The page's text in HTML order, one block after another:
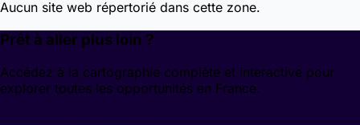
Aucun site web répertorié dans cette zone.
Prêt à aller plus loin ?
Accédez à la cartographie complète et interactive pour
explorer toutes les opportunités en France.